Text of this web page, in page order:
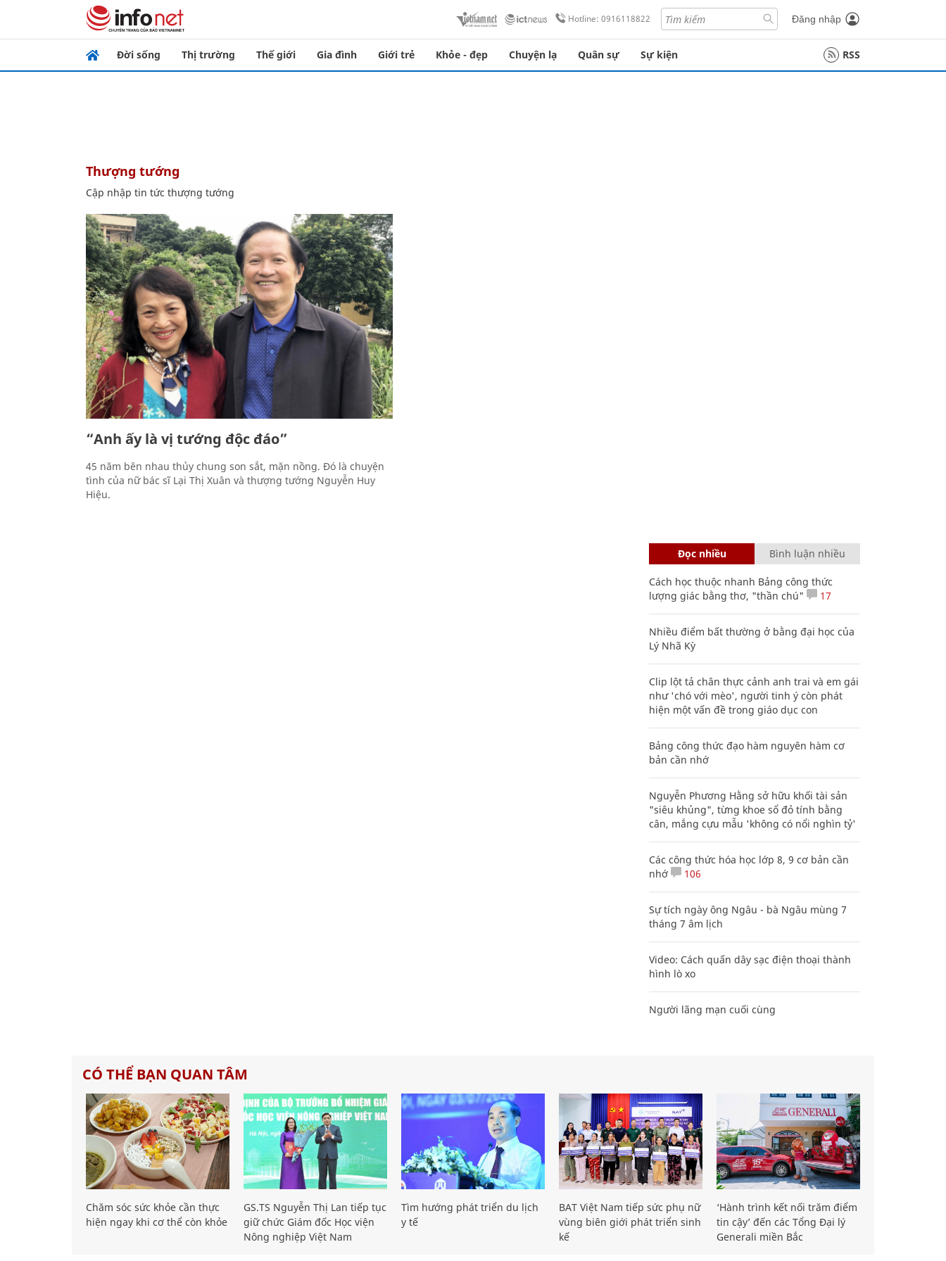
Hotline: 0916118822 Đăng nhập
Đời sống Thị trường Thế giới Gia đình Giới trẻ Khỏe - đẹp Chuyện lạ Quân sự Sự kiện RSS
thượng tướng
Cập nhập tin tức thượng tướng
“Anh ấy là vị tướng độc đáo”
45 năm bên nhau thủy chung son sắt, mặn nồng. Đó là chuyện
tình của nữ bác sĩ Lại Thị Xuân và thượng tướng Nguyễn Huy
Hiệu.
Đọc nhiều Bình luận nhiều
Cách học thuộc nhanh Bảng công thức
lượng giác bằng thơ, "thần chú"
17
Nhiều điểm bất thường ở bằng đại học của
Lý Nhã Kỳ
Clip lột tả chân thực cảnh anh trai và em gái
như 'chó với mèo', người tinh ý còn phát
hiện một vấn đề trong giáo dục con
Bảng công thức đạo hàm nguyên hàm cơ
bản cần nhớ
Nguyễn Phương Hằng sở hữu khối tài sản
"siêu khủng", từng khoe sổ đỏ tính bằng
cân, mắng cựu mẫu 'không có nổi nghìn tỷ'
Các công thức hóa học lớp 8, 9 cơ bản cần
nhớ
106
Sự tích ngày ông Ngâu - bà Ngâu mùng 7
tháng 7 âm lịch
Video: Cách quấn dây sạc điện thoại thành
hình lò xo
Người lãng mạn cuối cùng
CÓ THỂ BẠN QUAN TÂM
Chăm sóc sức khỏe cần thực
hiện ngay khi cơ thể còn khỏe
GS.TS Nguyễn Thị Lan tiếp tục
giữ chức Giám đốc Học viện
Nông nghiệp Việt Nam
Tìm hướng phát triển du lịch
y tế
BAT Việt Nam tiếp sức phụ nữ
vùng biên giới phát triển sinh
kế
‘Hành trình kết nối trăm điểm
tin cậy’ đến các Tổng Đại lý
Generali miền Bắc